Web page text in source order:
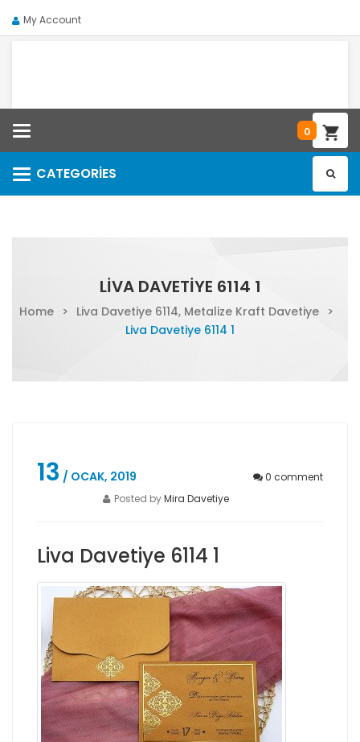
My Account
0
CATEGORIES
Categories
LIVA DAVETIYE 6114 1
Home > Liva Davetiye 6114, Metalize Kraft Davetiye
>
Liva Davetiye 6114 1
13 / OCAK, 2019 0 comment
Posted byMira Davetiye
Liva Davetiye 6114 1